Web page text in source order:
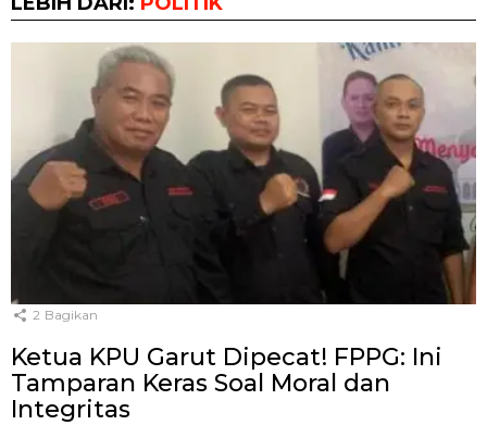
2 Bagikan
Ketua KPU Garut Dipecat! FPPG: Ini
Tamparan Keras Soal Moral dan
Integritas